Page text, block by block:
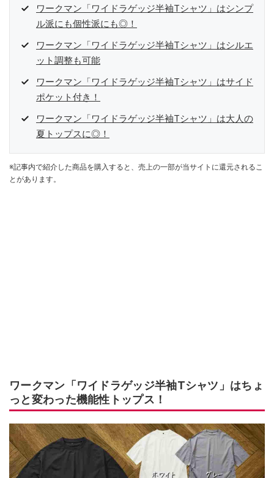
ワークマン「ワイドラゲッジ半袖Tシャツ」はシンプ
ル派にも個性派にも◎！
ワークマン「ワイドラゲッジ半袖Tシャツ」はシルエ
ット調整も可能
ワークマン「ワイドラゲッジ半袖Tシャツ」はサイド
ポケット付き！
ワークマン「ワイドラゲッジ半袖Tシャツ」は大人の
夏トップスに◎！
※記事内で紹介した商品を購入すると、売上の一部が当サイトに還元されるこ
とがあります。
ワークマン「ワイドラゲッジ半袖Tシャツ」はちょ
っと変わった機能性トップス！